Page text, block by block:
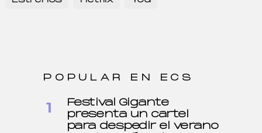
POPULAR EN ECS
Festival Gigante
presenta un cartel
para despedir el verano